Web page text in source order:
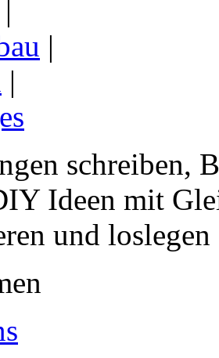
|
|
|
schreiben,
Ideen mit
und loslegen